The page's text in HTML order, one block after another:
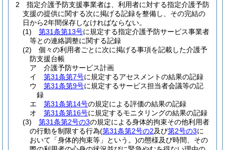
2
指定介護予防支援事業者は、利用者に対する指定介護予防
支援の提供に関する次に掲げる記録を整備し、その完結の
日から2年間保存しなければならない。
(1)
第31条第13号に規定する指定介護予防サービス事業者
等との連絡調整に関する記録
(2)
個々の利用者ごとに次に掲げる事項を記載した介護予
防支援台帳
ア
介護予防サービス計画
イ
第31条第7号に規定するアセスメントの結果の記録
ウ
第31条第9号に規定するサービス担当者会議等の記
録
エ
第31条第14号の規定による評価の結果の記録
オ
第31条第16号に規定するモニタリングの結果の記録
(3)
第31条第2号の3の規定による身体的拘束その他利用者
の行動を制限する行為(第31条第2号の2及び第2号の3に
おいて「身体的拘束等」という。)の態様及び時間、その